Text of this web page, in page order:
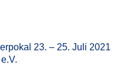
23. – 25. Juli 2021